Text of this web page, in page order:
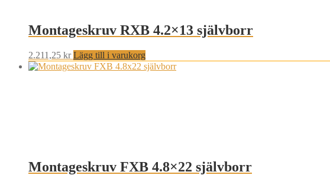
Montageskruv RXB 4.2×13 självborr
2.211,25 kr Lägg till i varukorg
Montageskruv FXB 4.8×22 självborr